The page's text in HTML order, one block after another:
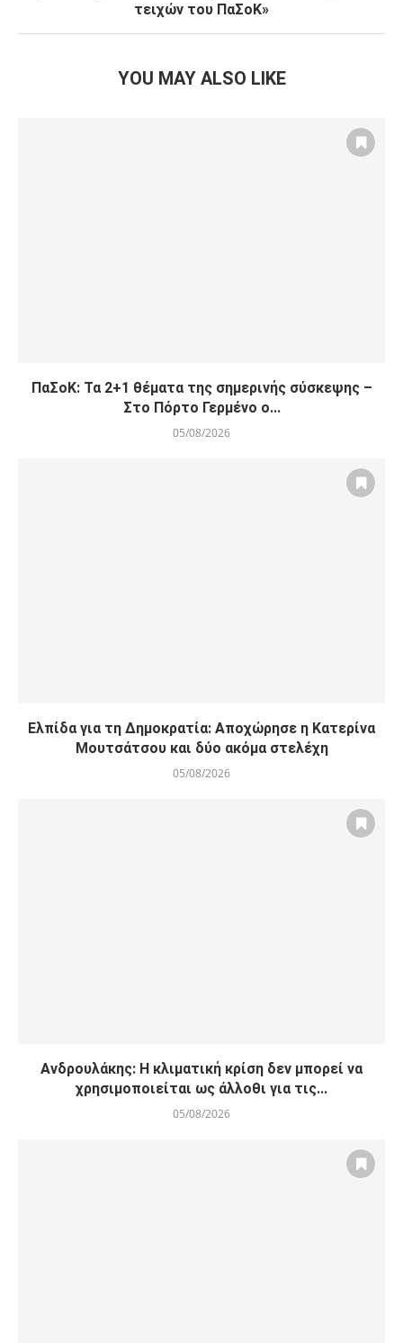
τειχών του ΠαΣοΚ»
YOU MAY ALSO LIKE
ΠαΣοΚ: Τα 2+1 θέματα της σημερινής σύσκεψης –
Στο Πόρτο Γερμένο ο...
05/08/2026
Ελπίδα για τη Δημοκρατία: Αποχώρησε η Κατερίνα
Μουτσάτσου και δύο ακόμα στελέχη
05/08/2026
Ανδρουλάκης: Η κλιματική κρίση δεν μπορεί να
χρησιμοποιείται ως άλλοθι για τις...
05/08/2026